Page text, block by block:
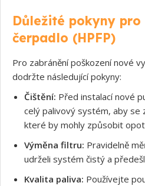
Důležité pokyny
čerpadlo (HPFP)
Pro zabránění poškození nové
dodržte následující pokyny:
Čištění: Před instalací nové
celý palivový systém, aby se
které by mohly způsobit
Výměna filtru: Pravidelně
udrželi systém čistý a
Kvalita paliva: Používejte